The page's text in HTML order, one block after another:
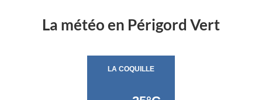
La météo en Périgord Vert